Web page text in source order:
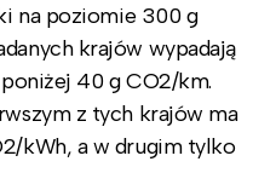
na poziomie 300 g
krajów wypadają
40 g CO2/km.
z tych krajów ma
kWh, a w drugim tylko